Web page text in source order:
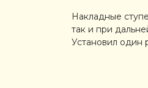
Накладные
так и при
Установил один